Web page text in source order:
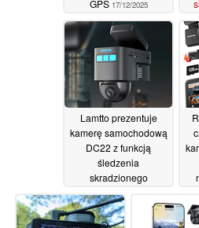
GPS 17/12/2025
Lamtto prezentuje
kamerę samochodową
DC22 z funkcją
śledzenia
skradzionego
samochodu w czasie
rzeczywistym za
pośrednictwem sieci